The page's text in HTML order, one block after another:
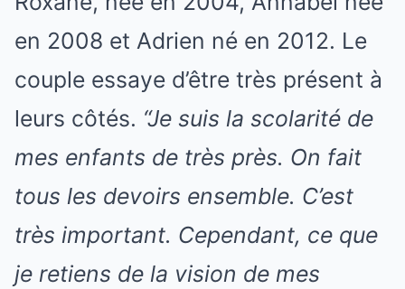
en 2008 et Adrien né en 2012. Le
couple essaye d’être très présent à
leurs côtés. “Je suis la scolarité de
mes enfants de très près. On fait
tous les devoirs ensemble. C’est
très important. Cependant, ce que
je retiens de la vision de mes